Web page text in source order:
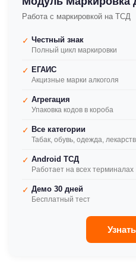
Работа с маркировкой на ТСД
✓ Честный знак
Полный цикл маркировки
✓ ЕГАИС
Акцизные марки алкоголя
✓ Агрегация
Упаковка кодов в короба
✓ Все категории
Табак, обувь, одежда,
✓ Android ТСД
Работает на всех терминалах
✓ Демо 30 дней
Бесплатный тест